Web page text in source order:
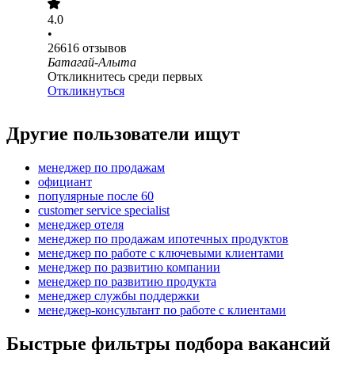
4.0
•
26616 отзывов
Батагай-Алыта
Откликнитесь среди первых
Откликнуться
Другие пользователи ищут
менеджер по продажам
официант
популярные после 60
customer service specialist
менеджер отеля
менеджер по продажам ипотечных продуктов
менеджер по работе с ключевыми клиентами
менеджер по развитию компании
менеджер по развитию продукта
менеджер службы поддержки
менеджер-консультант по работе с клиентами
Быстрые фильтры подбора вакансий